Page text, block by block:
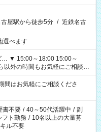
屋駅から徒歩5分 / 近鉄名古
選べます
はお気軽にご相談くださ
書不要 / 40～50代活躍中 / 副
フト勤務 / 10名以上の大量募
ル不要